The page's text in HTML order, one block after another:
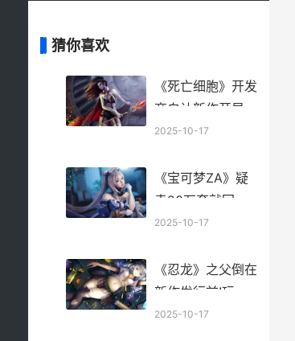
猜你喜欢
《死亡细胞》开发
商自认新作开局太
激进！紧急调整
式有什么影响
2025-10-17
《宝可梦ZA》疑
卖20万套就回本
前高管:多投点钱
2025-10-17
《忍龙》之父倒在
新作发行前!玩家
遗憾未能见到忍龙
2025-10-17